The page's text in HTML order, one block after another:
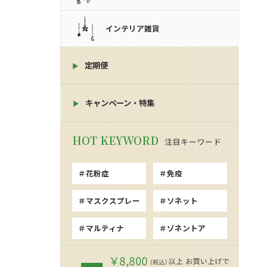
インテリア雑貨
定期便
キャンペーン・特集
注目キーワード
花粉症 免疫
マスクスプレー ソネット
マルティナ ゾネントア